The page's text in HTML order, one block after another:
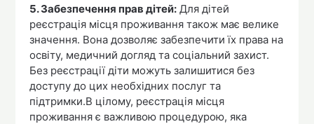
5. Забезпечення прав дітей: Для дітей
реєстрація місця проживання також має велике
значення. Вона дозволяє забезпечити їх права на
освіту, медичний догляд та соціальний захист.
Без реєстрації діти можуть залишитися без
доступу до цих необхідних послуг та
підтримки.В цілому, реєстрація місця
проживання є важливою процедурою, яка